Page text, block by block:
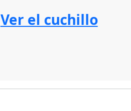
Ver el cuchillo